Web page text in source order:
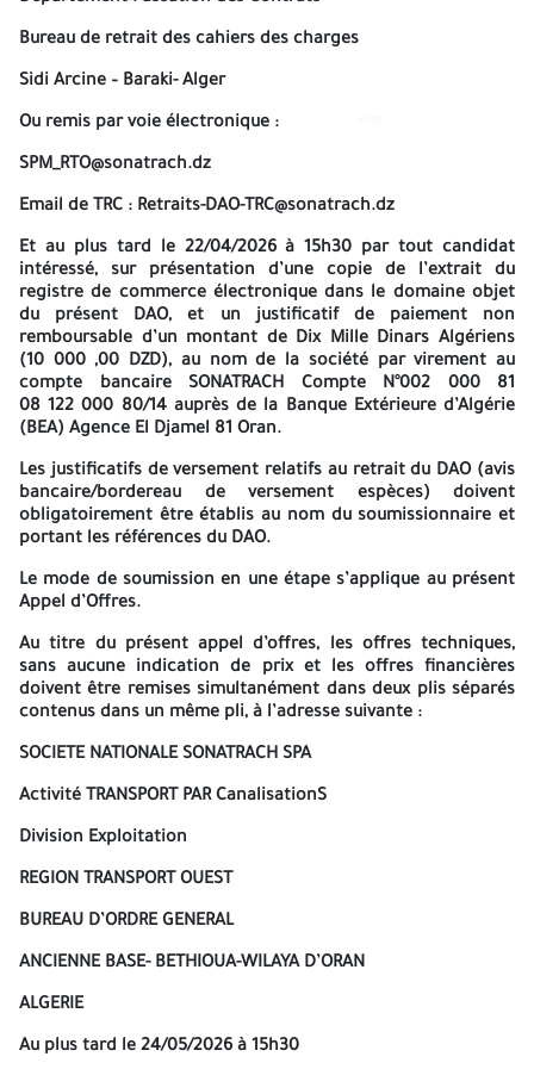
Téléphone : (213) 041.79.08.45 & 041.79.08.48
Appel d’Offres National ouvert
N°13/RTO/APT/2026/INV
SONATRACH, Activité Transport par Canalisations, Division
ARZEW, lance un Avis d’Appel d’Offres National Ouvert pour
Fourniture d’électropompes de Réinjection de Condensat Station
de Pompage Oléoducs SP5/NZ1
.
Le Dossier d’Appel d’Offres peut être retiré à l’une des
adresses ci-dessous :
Région Transport Ouest - BP N°05 Bethioua/BP N°43 Arzew
en face Hai Essalem zone industrielle Arzew – W. d'Oran – Algérie,
Bureau de retrait des cahiers des charges -Béthioua
Division Exploitation/Direction Juridique
Département Passation des Contrats
sur présentation d’une copie de l’extrait du registre de
et un justificatif de paiement non remboursable d’un montant de
Dix Mille Dinars Algériens (10 000 ,00 DZD), au nom de la société
par virement au compte bancaire SONATRACH Compte N°002 000
Bureau de retrait des cahiers des charges
Sidi Arcine – Baraki- Alger
Ou remis par voie électronique :
SPM_RTO@sonatrach.dz
Email de TRC : Retraits-DAO-TRC@sonatrach.dz
Et au plus tard le 22/04/2026 à 15h30 par tout candidat
intéressé, sur présentation d’une copie de l’extrait du
registre de commerce électronique dans le domaine objet
du présent DAO, et un justificatif de paiement non
remboursable d’un montant de Dix Mille Dinars Algériens
(10 000 ,00 DZD), au nom de la société par virement au
compte bancaire SONATRACH Compte N°002 000 81
08 122 000 80/14 auprès de la Banque Extérieure d’Algérie
(BEA) Agence El Djamel 81 Oran.
Les justificatifs de versement relatifs au retrait du DAO (avis
bancaire/bordereau de versement espèces) doivent
obligatoirement être établis au nom du soumissionnaire et
portant les références du DAO.
Le mode de soumission en une étape s’applique au présent
Appel d’Offres.
Au titre du présent appel d’offres, les offres techniques,
sans aucune indication de prix et les offres financières
doivent être remises simultanément dans deux plis séparés
contenus dans un même pli, à l’adresse suivante :
SOCIETE NATIONALE SONATRACH SPA
Activité TRANSPORT PAR CanalisationS
Division Exploitation
REGION TRANSPORT OUEST
BUREAU D’ORDRE GENERAL
ANCIENNE BASE- BETHIOUA-WILAYA D’ORAN
ALGERIE
Au plus tard le 24/05/2026 à 15h30